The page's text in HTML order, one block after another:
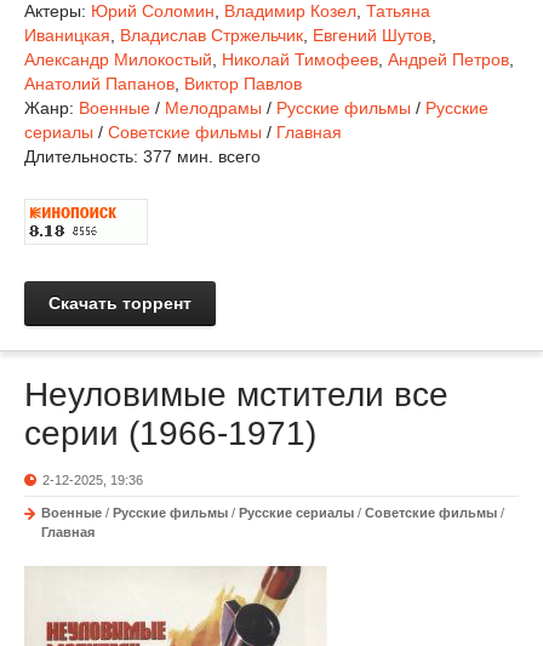
Актеры: Юрий Соломин Владимир Козел Татьяна
Иваницкая
Владислав Стржельчик Евгений Шутов
Александр Милокостый
Николай Тимофеев Андрей Петров
Анатолий Папанов Виктор Павлов
Жанр: Военные / Мелодрамы / Русские фильмы / Русские
сериалы / Советские фильмы / Главная
Длительность: 377 мин. всего
Скачать торрент
Неуловимые мстители все
серии (1966-1971)
2-12-2025, 19:36
Военные / Русские фильмы / Русские сериалы / Советские фильмы /
Главная